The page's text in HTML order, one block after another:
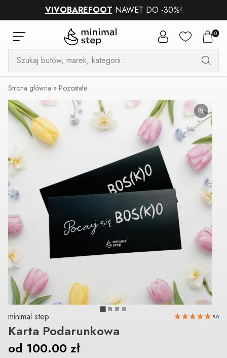
VIVOBAREFOOT NAWET DO -30%!
0
Wyszukiwarka
produktów
Strona główna » Pozostałe
minimal step 5.0
Karta Podarunkowa
od 100.00 zł